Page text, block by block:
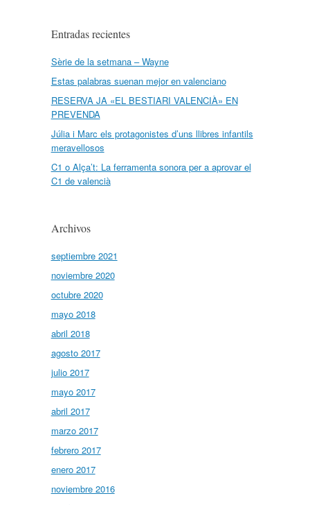
Entradas recientes
Sèrie de la setmana – Wayne
Estas palabras suenan mejor en valenciano
RESERVA JA «EL BESTIARI VALENCIÀ» EN
PREVENDA
Júlia i Marc els protagonistes d’uns llibres infantils
meravellosos
C1 o Alça’t: La ferramenta sonora per a aprovar el
C1 de valencià
Archivos
septiembre 2021
noviembre 2020
octubre 2020
mayo 2018
abril 2018
agosto 2017
julio 2017
mayo 2017
abril 2017
marzo 2017
febrero 2017
enero 2017
noviembre 2016